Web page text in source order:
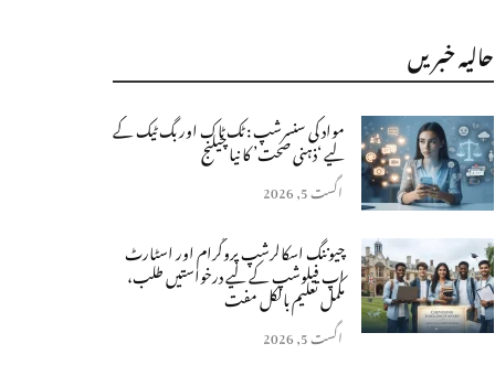
حالیہ خبریں
مواد کی سنسرشپ : ٹک ٹاک اور بگ ٹیک کے
لیے ‘ذہنی صحت’ کا نیا چیلنج
اگست 5, 2026
چیوننگ اسکالرشپ پروگرام اور اسٹارٹ
اپ فیلوشپ کے لیے درخواستیں طلب،
مکمل تعلیم بالکل مفت
اگست 5, 2026